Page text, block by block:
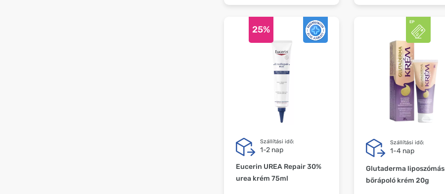
Szállítási idő:
1-2 nap
Eucerin UREA Repair 30%
urea krém 75ml
25%
Szállítási idő:
1-4 nap
Glutaderma liposzómás
bőrápoló krém 20g